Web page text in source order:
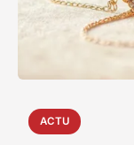
ACTU